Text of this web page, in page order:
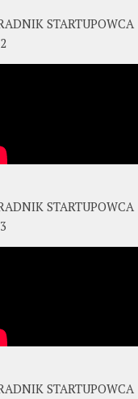
STARTUPOWCA
STARTUPOWCA
STARTUPOWCA